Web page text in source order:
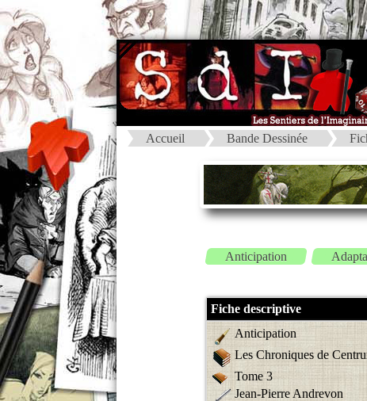
Accueil Bande Dessinée
Anticipation
Fiche descriptive
Anticipation
Les Chroniques de
Tome 3
Jean-Pierre Andrevon